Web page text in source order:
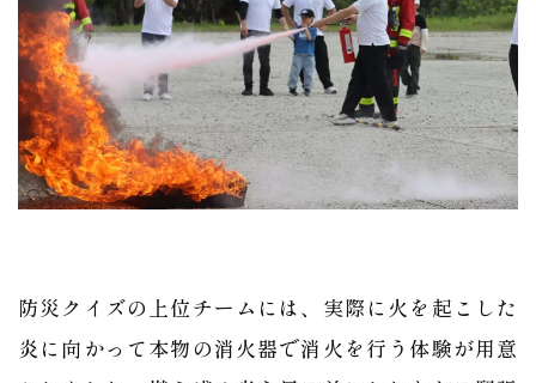
防災クイズの上位チームには、実際に火を起こした
炎に向かって本物の消火器で消火を行う体験が用意